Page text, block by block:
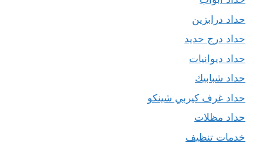
حداد درابزين
حداد درج حديد
حداد ديوانيات
حداد شبابيك
حداد غرف كيربي شينكو
حداد مظلات
خدمات تنظيف